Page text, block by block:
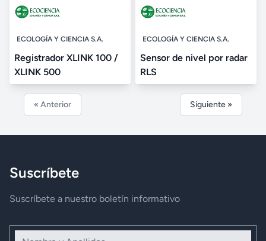
ECOLOGÍA Y CIENCIA S.A.
Registrador XLINK 100 /
XLINK 500
ECOLOGÍA Y CIENCIA S.A.
Sensor de nivel por radar
RLS
« Anterior Siguiente »
Suscríbete
Suscríbete a nuestro boletín informativo
Nombre y Apellidos